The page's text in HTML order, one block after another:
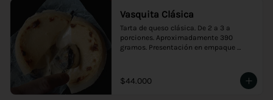
Vasquita Clásica
Tarta de queso clásica. De 2 a 3 a
porciones. Aproximadamente 390
gramos. Presentación en empaque
$44.000